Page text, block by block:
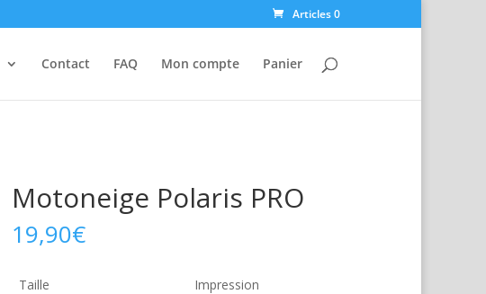
Articles 0
Contact FAQ Mon compte Panier
Motoneige Polaris PRO
19,90€
Taille Impression